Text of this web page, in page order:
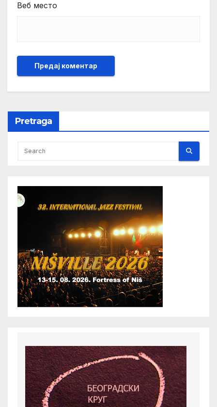
Веб место
Pretraga